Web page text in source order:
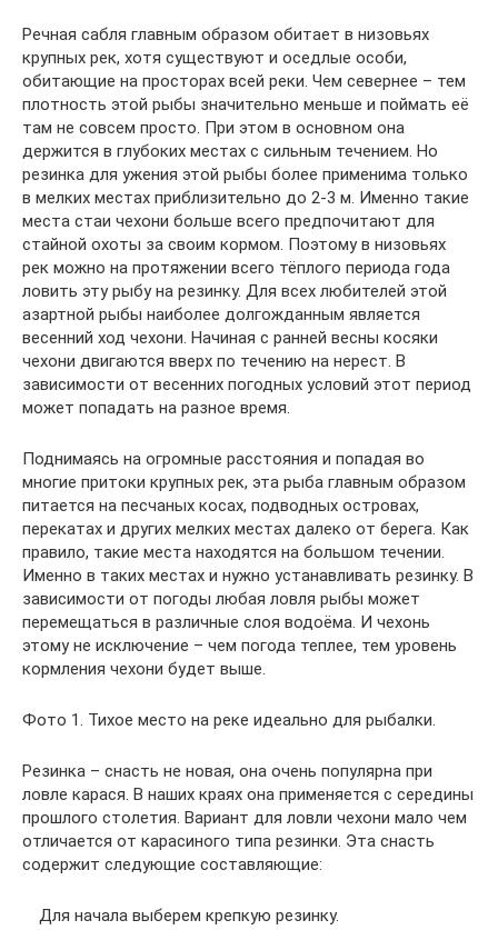
Речная сабля главным образом обитает в низовьях
крупных рек, хотя существуют и оседлые особи,
обитающие на просторах всей реки. Чем севернее – тем
плотность этой рыбы значительно меньше и поймать её
там не совсем просто. При этом в основном она
держится в глубоких местах с сильным течением. Но
резинка для ужения этой рыбы более применима только
в мелких местах приблизительно до 2-3 м. Именно такие
места стаи чехони больше всего предпочитают для
стайной охоты за своим кормом. Поэтому в низовьях
рек можно на протяжении всего тёплого периода года
ловить эту рыбу на резинку. Для всех любителей этой
азартной рыбы наиболее долгожданным является
весенний ход чехони. Начиная с ранней весны косяки
чехони двигаются вверх по течению на нерест. В
зависимости от весенних погодных условий этот период
может попадать на разное время.
Поднимаясь на огромные расстояния и попадая во
многие притоки крупных рек, эта рыба главным образом
питается на песчаных косах, подводных островах,
перекатах и других мелких местах далеко от берега. Как
правило, такие места находятся на большом течении.
Именно в таких местах и нужно устанавливать резинку. В
зависимости от погоды любая ловля рыбы может
перемещаться в различные слоя водоёма. И чехонь
этому не исключение – чем погода теплее, тем уровень
кормления чехони будет выше.
Фото 1. Тихое место на реке идеально для рыбалки.
Резинка – снасть не новая, она очень популярна при
ловле карася. В наших краях она применяется с середины
прошлого столетия. Вариант для ловли чехони мало чем
отличается от карасиного типа резинки. Эта снасть
содержит следующие составляющие:
Для начала выберем крепкую резинку.